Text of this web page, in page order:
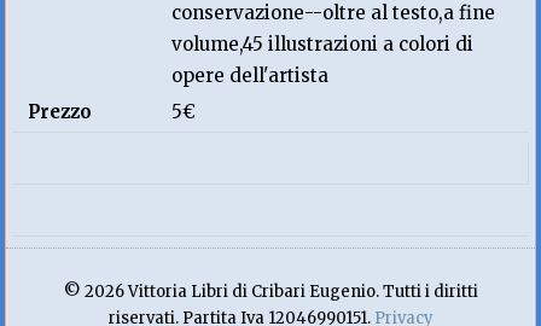
conservazione--oltre al testo,a fine
volume,45 illustrazioni a colori di
opere dell'artista
Prezzo
5€
© 2026 Vittoria Libri di Cribari Eugenio. Tutti i diritti
riservati. Partita Iva 12046990151. Privacy